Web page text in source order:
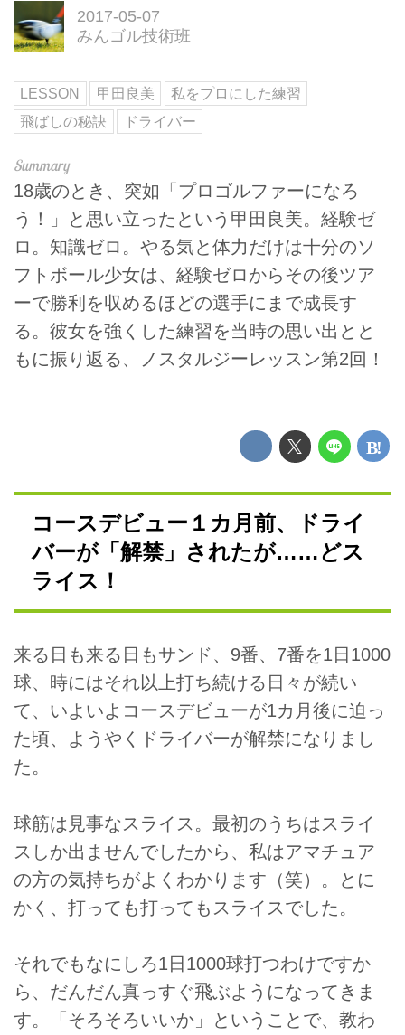
2017-05-07
みんゴル技術班
LESSON 甲田良美
私をプロにした練習
飛ばしの秘訣
ドライバー
18歳のとき、突如「プロゴルファーになろ
う！」と思い立ったという甲田良美。経験ゼ
ロ。知識ゼロ。やる気と体力だけは十分のソ
フトボール少女は、経験ゼロからその後ツア
ーで勝利を収めるほどの選手にまで成長す
る。彼女を強くした練習を当時の思い出とと
もに振り返る、ノスタルジーレッスン第2回！
コースデビュー１カ月前、ドライ
バーが「解禁」されたが……どス
ライス！
来る日も来る日もサンド、9番、7番を1日1000
球、時にはそれ以上打ち続ける日々が続い
て、いよいよコースデビューが1カ月後に迫っ
た頃、ようやくドライバーが解禁になりまし
た。
球筋は見事なスライス。最初のうちはスライ
スしか出ませんでしたから、私はアマチュア
の方の気持ちがよくわかります（笑）。とに
かく、打っても打ってもスライスでした。
それでもなにしろ1日1000球打つわけですか
ら、だんだん真っすぐ飛ぶようになってきま
す。「そろそろいいか」ということで、教わ